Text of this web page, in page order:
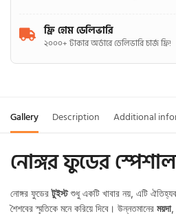
ফ্রি হোম ডেলিভারি
২০০০+ টাকার অর্ডারে ডেলিভারি চার্জ ফ্রি!
Gallery Description Additional
নোঙ্গর ফুডের
নোঙ্গর ফুডেরটুইস্টশুধু একটি খাবার নয়, এটি
শৈশবের স্মৃতিকে মনে করিয়ে দিবে। উন্নতমানের ময়দা,